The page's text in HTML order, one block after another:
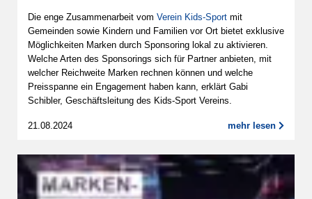
Die enge Zusammenarbeit vom Verein Kids-Sport mit
Gemeinden sowie Kindern und Familien vor Ort bietet exklusive
Möglichkeiten Marken durch Sponsoring lokal zu aktivieren.
Welche Arten des Sponsorings sich für Partner anbieten, mit
welcher Reichweite Marken rechnen können und welche
Preisspanne ein Engagement haben kann, erklärt Gabi
Schibler, Geschäftsleitung des Kids-Sport Vereins.
21.08.2024 mehr lesen